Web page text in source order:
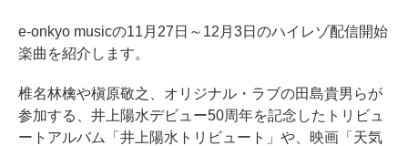
e-onkyo musicの11月27日～12月3日のハイレゾ配信開始
楽曲を紹介します。
椎名林檎や槇原敬之、オリジナル・ラブの田島貴男らが
参加する、井上陽水デビュー50周年を記念したトリビュ
ートアルバム「井上陽水トリビュート」や、映画「天気